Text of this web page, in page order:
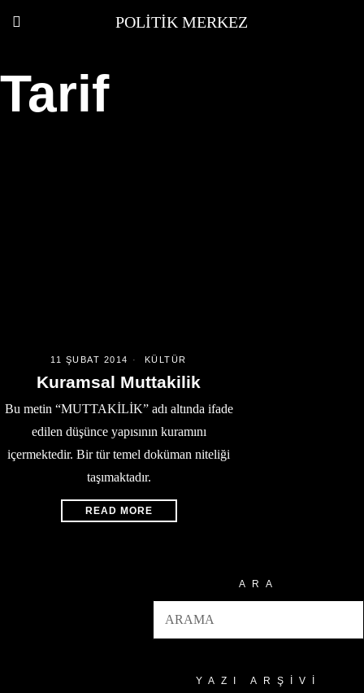
POLITIK MERKEZ
Tarif
11 ŞUBAT 2014 KÜLTÜR
Kuramsal Muttakilik
Bu metin “MUTTAKİLİK” adı altında ifade
edilen düşünce yapısının kuramını
içermektedir. Bir tür temel doküman niteliği
taşımaktadır.
READ MORE
ARA
YAZI ARŞIVI